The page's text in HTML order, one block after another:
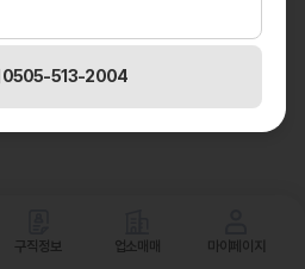
구직정보 업소매매 마이페이지
0505-513-2004